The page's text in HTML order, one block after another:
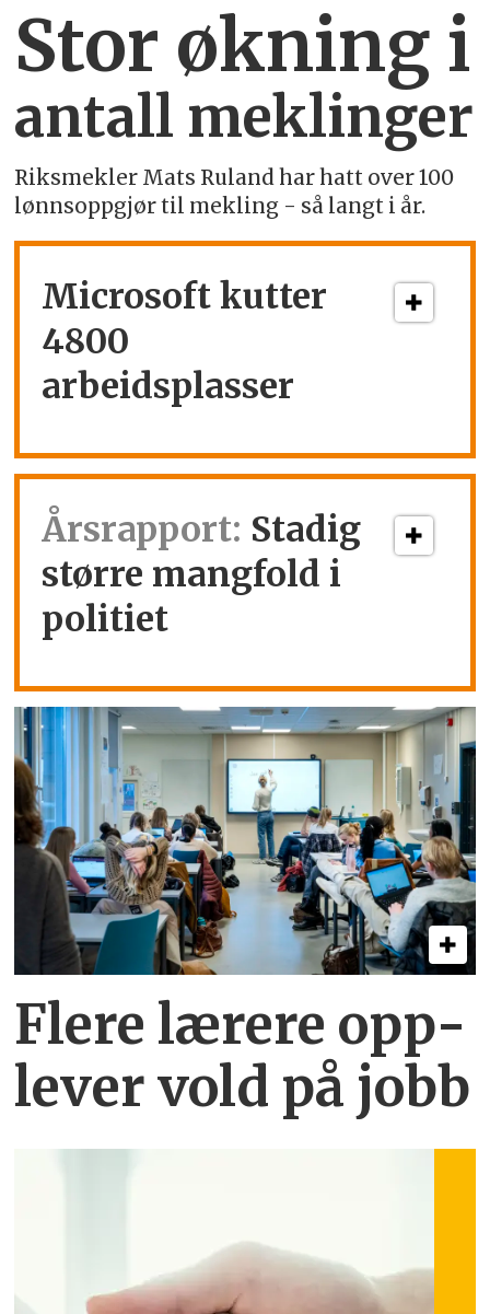
Stor økning i
antall meklinger
Riksmekler Mats Ruland har hatt over 100
lønnsoppgjør til mekling - så langt i år.
Microsoft kutter
4800
arbeidsplasser
Årsrapport: Stadig
større mangfold i
politiet
Flere lærere opp­
lever vold på jobb